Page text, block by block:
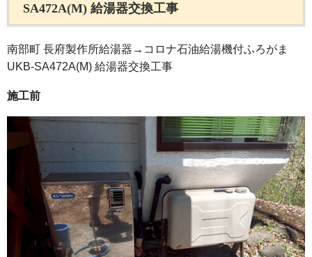
SA472A(M) 給湯器交換工事
南部町 長府製作所給湯器→コロナ石油給湯機付ふろがま
UKB-SA472A(M) 給湯器交換工事
施工前